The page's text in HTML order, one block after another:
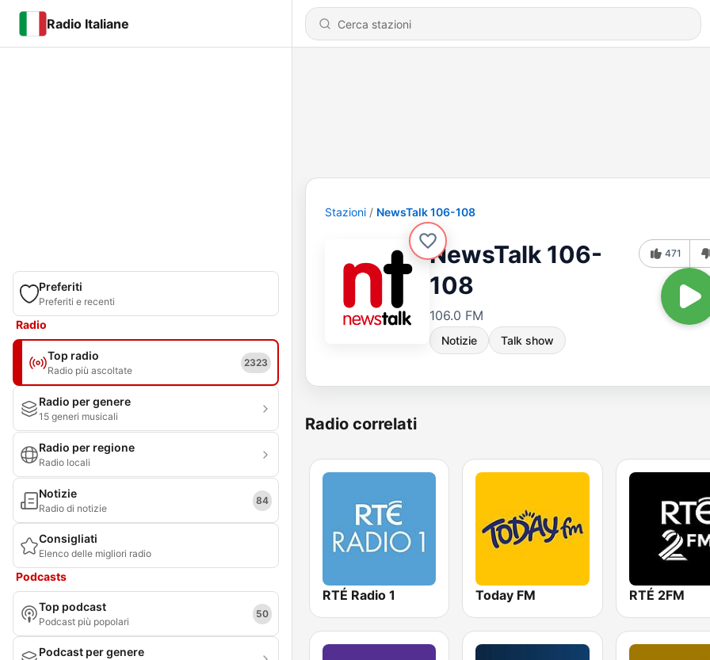
Radio Italiane
Preferiti
Preferiti e recenti
Radio
Top radio
Radio più ascoltate
2323
Radio per genere
15 generi musicali
Radio per regione
Radio locali
Notizie
Radio di notizie
84
Consigliati
Elenco delle migliori radio
Podcasts
Top podcast
Podcast più popolari
50
Podcast per genere
Stazioni NewsTalk 106-108
NewsTalk 106-
108
106.0 FM
Notizie Talk show
471
Radio correlati
RTÉ Radio 1 Today FM RTÉ 2FM